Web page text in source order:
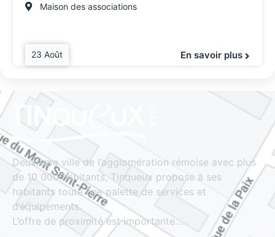
Maison des associations
23 Août En savoir plus
Deuxième ville de l’agglomération rémoise avec plus
de 10 000 habitants, Tinqueux propose à ses
habitants toute une palette de services et
d’équipements.
L’offre de proximité est importante…